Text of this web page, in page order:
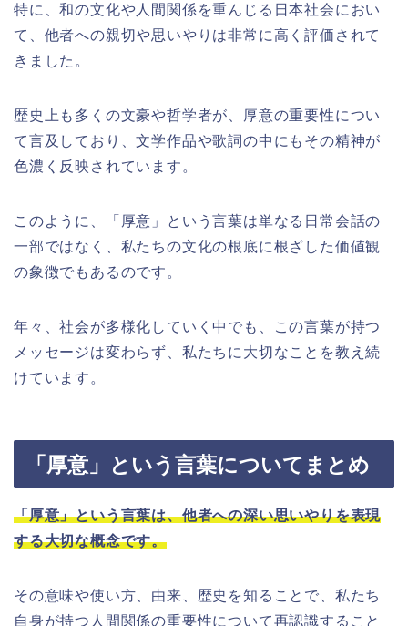
特に、和の文化や人間関係を重んじる日本社会におい
て、他者への親切や思いやりは非常に高く評価されて
きました。
歴史上も多くの文豪や哲学者が、厚意の重要性につい
て言及しており、文学作品や歌詞の中にもその精神が
色濃く反映されています。
このように、「厚意」という言葉は単なる日常会話の
一部ではなく、私たちの文化の根底に根ざした価値観
の象徴でもあるのです。
年々、社会が多様化していく中でも、この言葉が持つ
メッセージは変わらず、私たちに大切なことを教え続
けています。
「厚意」という言葉についてまとめ
「厚意」という言葉は、他者への深い思いやりを表現
する大切な概念です。
その意味や使い方、由来、歴史を知ることで、私たち
自身が持つ人間関係の重要性について再認識すること